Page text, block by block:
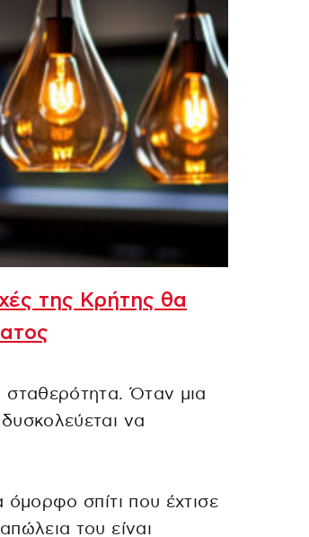
της Κρήτης θα
Όταν μια
να
όμορφο σπίτι που έχτισε
του είναι